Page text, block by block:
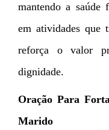
mantendo a saúde
em atividades que
reforça o valor
dignidade.
Oração Para
Marido